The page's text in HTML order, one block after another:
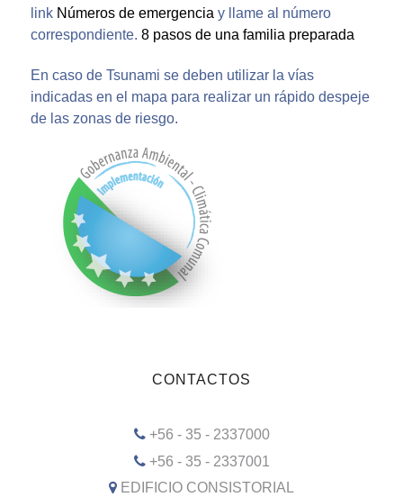
link Números de emergencia y llame al número
correspondiente. 8 pasos de una familia preparada
En caso de Tsunami se deben utilizar la vías
indicadas en el mapa para realizar un rápido despeje
de las zonas de riesgo.
CONTACTOS
+56 - 35 - 2337000
+56 - 35 - 2337001
EDIFICIO CONSISTORIAL